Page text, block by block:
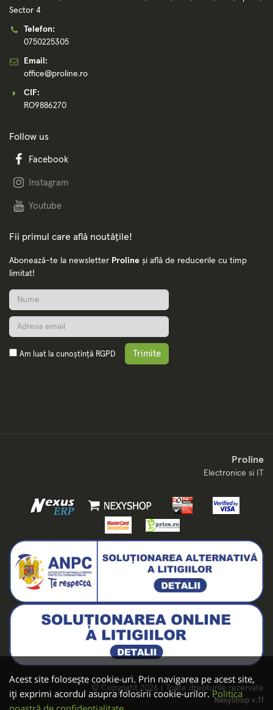
Acest site folosește cookie-uri. Prin navigarea pe acest site,
iți exprimi acordul asupra folosirii cookie-urilor.Politica
Sector 4
Telefon:
0750225305
Email:
office@proline.ro
CIF:
RO9886270
Follow us
Facebook
Instagram
Youtube
Fii primul care află noutățile!
Abonează-te la newsletter Proline și află de reducerile cu timp
limitat!
Am luat la cunoștință RGPD Trimite
Proline
Electronice si IT
© Copyright 2026 | Toate drepturile rezervate
NexyShop v.11